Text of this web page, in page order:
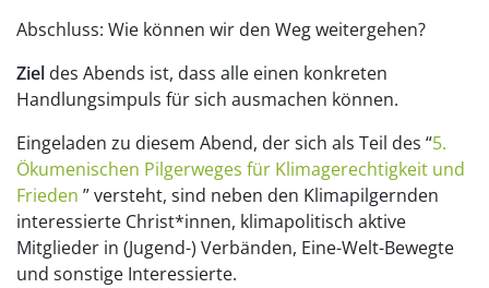
Abschluss: Wie können wir den Weg weitergehen?
Ziel des Abends ist, dass alle einen konkreten
Handlungsimpuls für sich ausmachen können.
Eingeladen zu diesem Abend, der sich als Teil des “5.
Ökumenischen Pilgerweges für Klimagerechtigkeit und
Frieden ” versteht, sind neben den Klimapilgernden
interessierte Christ*innen, klimapolitisch aktive
Mitglieder in (Jugend-) Verbänden, Eine-Welt-Bewegte
und sonstige Interessierte.